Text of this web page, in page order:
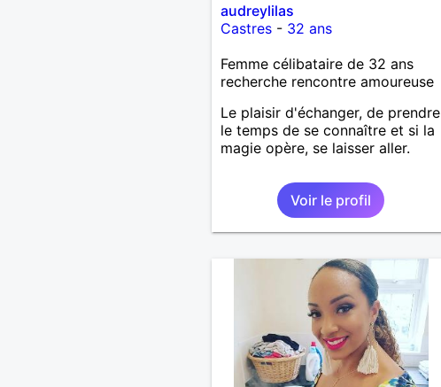
audreylilas
Castres- 32 ans
Femme célibataire de 32 ans
recherche rencontre amoureuse
Le plaisir d'échanger, de prendre
le temps de se connaître et si la
magie opère, se laisser aller.
Voir le profil